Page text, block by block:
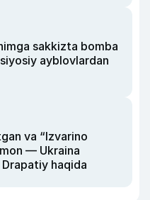
sakkizta bomba
ayblovlardan
va “Izvarino
— Ukraina
haqida